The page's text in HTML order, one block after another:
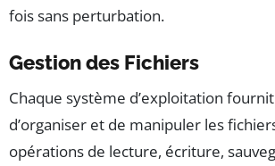
fois sans perturbation.
Gestion des Fichiers
Chaque système d’exploitation
d’organiser et de manipuler les
opérations de lecture, écriture,